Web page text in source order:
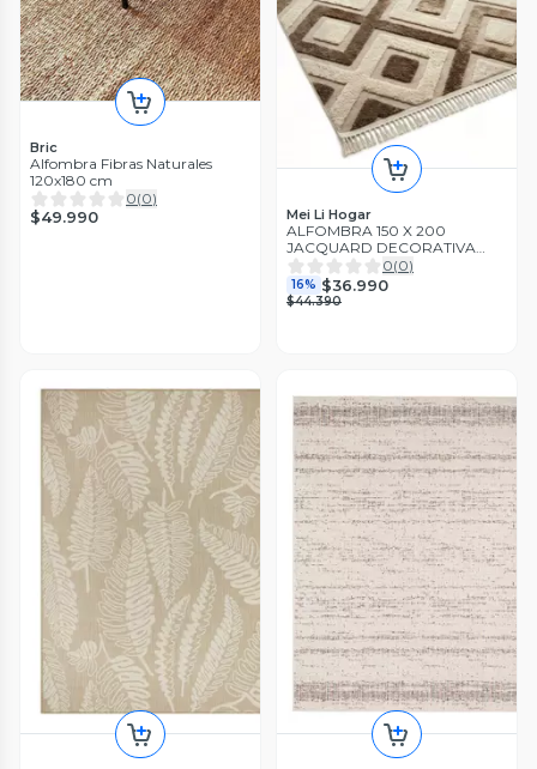
Bric
Alfombra Fibras Naturales
120x180 cm
0(0)
$49.990 Mei Li Hogar
ALFOMBRA 150 X 200
JACQUARD DECORATIVA
BICOLOR 1
0(0)
16% $36.990
$44.390